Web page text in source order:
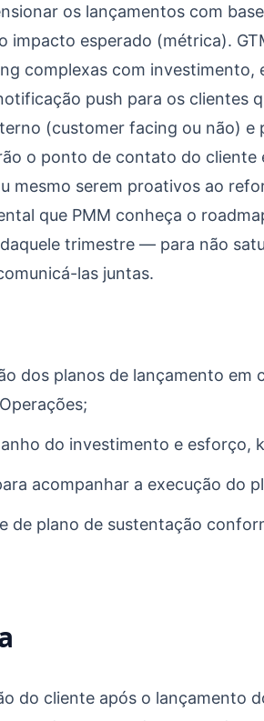
os lançamentos com
impacto esperado (métrica).
complexas com investimento,
push para os clientes
(customer facing ou não) e
o ponto de contato do cliente
mesmo serem proativos ao
que PMM conheça o
trimestre — para não
las juntas.
dos planos de lançamento
do investimento e esforço,
acompanhar a execução do
de plano de sustentação
do cliente após o lançamento